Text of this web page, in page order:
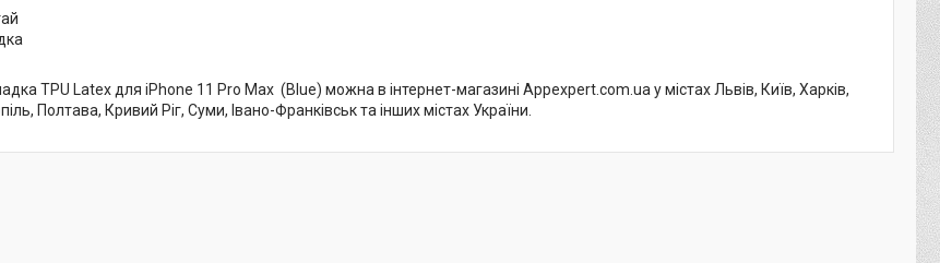
TPU Latex для iPhone 11 Pro Max (Blue) можна в інтернет-магазині Appexpert.com.ua у містах Львів, Київ, Харків,
Полтава, Кривий Ріг, Суми, Івано-Франківськ та інших містах України.